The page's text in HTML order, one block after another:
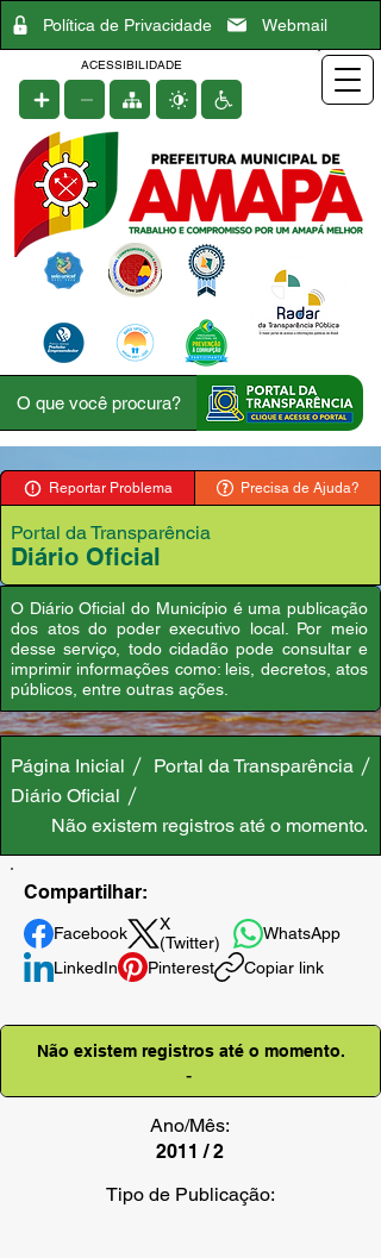
Política de Privacidade Webmail
ACESSIBILIDADE
Reportar Problema Precisa de Ajuda?
Portal da Transparência
Diário Oficial
O Diário Oficial do Município é uma publicação
dos atos do poder executivo local. Por meio
desse serviço, todo cidadão pode consultar e
imprimir informações como: leis, decretos, atos
públicos, entre outras ações.
Página Inicial
Portal da Transparência
Diário Oficial
Não existem registros até o momento.
Compartilhar:
Facebook
X
(Twitter)
WhatsApp
LinkedIn
Pinterest Copiar link
Não existem registros até o momento.
-
Ano/Mês:
2011 / 2
Tipo de Publicação: